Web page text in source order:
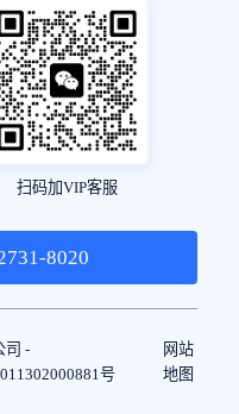
扫码加VIP客服
8020
司 -
号
网站
地图